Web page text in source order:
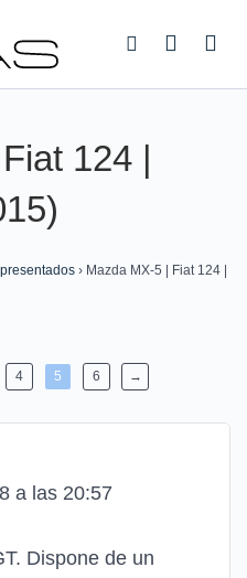
124 |
› Mazda MX-5 | Fiat 124 |
4 5 6 →
a las 20:57
Dispone de un